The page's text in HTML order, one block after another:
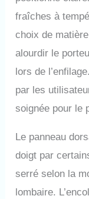
fraîches à
choix de
alourdir le
lors de
par les
soignée pour le
Le panneau
doigt par
serré selon la
lombaire.